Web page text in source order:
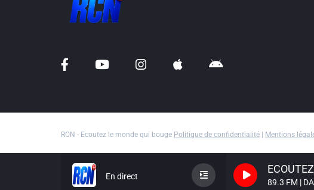
En direct
89.3 FM |
RCN - Ecoutez le monde qui bouge Politique de confidentialité | Mentions